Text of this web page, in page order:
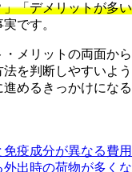
「デメリットが多い
です。
メリットの両面から
を判断しやすいよう
めるきっかけになる
免疫成分が異なる費用
外出時の荷物が多くな